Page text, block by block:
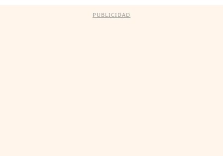
PUBLICIDAD